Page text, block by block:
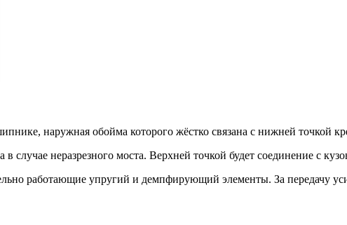
наружная обойма которого жёстко связана с нижней точкой
случае неразрезного моста. Верхней точкой будет соединение с
работающие упругий и демпфирующий элементы. За передачу